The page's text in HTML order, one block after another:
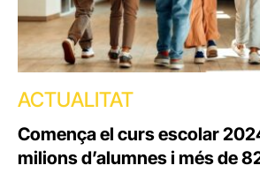
ACTUALITAT
Comença el curs escolar
milions d’alumnes i més de